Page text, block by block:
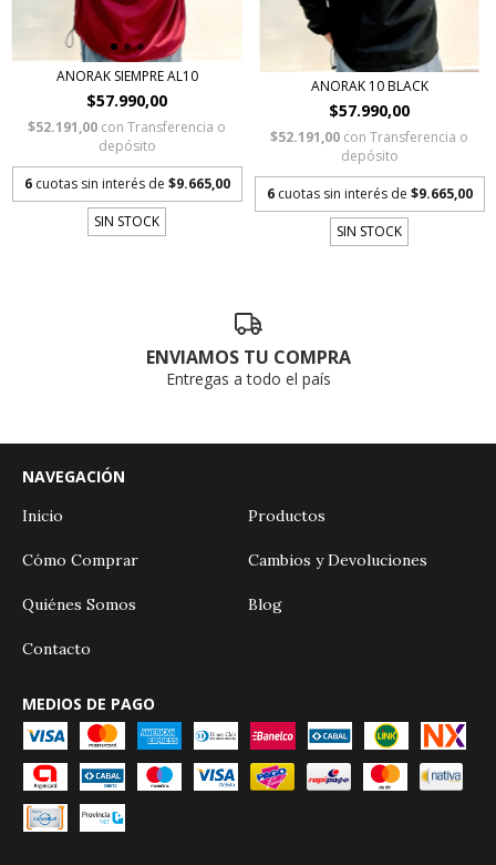
ANORAK SIEMPRE AL10
$57.990,00
$52.191,00 con Transferencia o
depósito
6 cuotas sin interés de $9.665,00
SIN STOCK
ANORAK 10 BLACK
$57.990,00
$52.191,00 con Transferencia o
depósito
6 cuotas sin interés de $9.665,00
SIN STOCK
ENVIAMOS TU COMPRA
Entregas a todo el país
NAVEGACIÓN
Inicio Productos
Cómo Comprar Cambios y Devoluciones
Quiénes Somos Blog
Contacto
MEDIOS DE PAGO